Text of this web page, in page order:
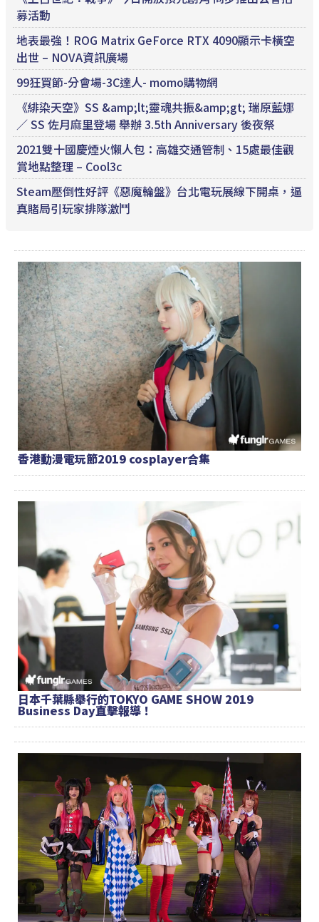
募活動
地表最強！ROG Matrix GeForce RTX 4090顯示卡橫空
出世 – NOVA資訊廣場
99狂買節-分會場-3C達人- momo購物網
《緋染天空》SS &amp;lt;靈魂共振&amp;gt; 瑞原藍娜
／ SS 佐月麻里登場 舉辦 3.5th Anniversary 後夜祭
2021雙十國慶煙火懶人包：高雄交通管制、15處最佳觀
賞地點整理 – Cool3c
Steam壓倒性好評《惡魔輪盤》台北電玩展線下開桌，逼
真賭局引玩家排隊激鬥
香港動漫電玩節2019 cosplayer合集
日本千葉縣舉行的TOKYO GAME SHOW 2019
Business Day直擊報導！